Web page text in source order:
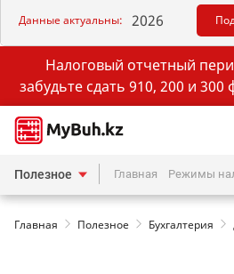
Данные актуальны: 2026
Налоговый отчетный
забудьте сдать 910, 200 и
Полезное Главная Режимы
Главная Полезное Бухгалтерия